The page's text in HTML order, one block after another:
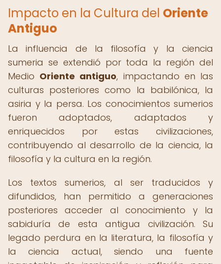
Impacto en la Cultura del Oriente
Antiguo
La influencia de la filosofía y la ciencia
sumeria se extendió por toda la región del
Medio Oriente antiguo, impactando en las
culturas posteriores como la babilónica, la
asiria y la persa. Los conocimientos sumerios
fueron adoptados, adaptados y
enriquecidos por estas civilizaciones,
contribuyendo al desarrollo de la ciencia, la
filosofía y la cultura en la región.
Los textos sumerios, al ser traducidos y
difundidos, han permitido a generaciones
posteriores acceder al conocimiento y la
sabiduría de esta antigua civilización. Su
legado perdura en la literatura, la filosofía y
la ciencia actual, siendo una fuente